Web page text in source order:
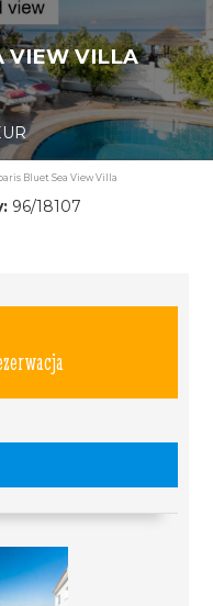
VIEW VILLA
Bluet Sea View Villa
96/18107